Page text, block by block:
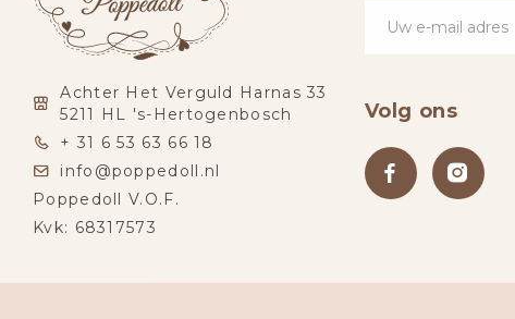
Achter Het Verguld Harnas 33
5211 HL 's-Hertogenbosch
+ 31 6 53 63 66 18
info@poppedoll.nl
Poppedoll V.O.F.
Kvk: 68317573
Volg ons